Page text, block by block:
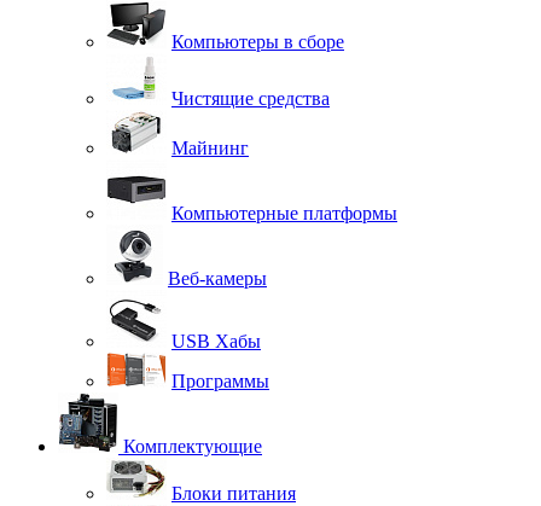
Компьютеры в сборе
Чистящие средства
Майнинг
Компьютерные платформы
Веб-камеры
USB Хабы
Программы
Комплектующие
Блоки питания